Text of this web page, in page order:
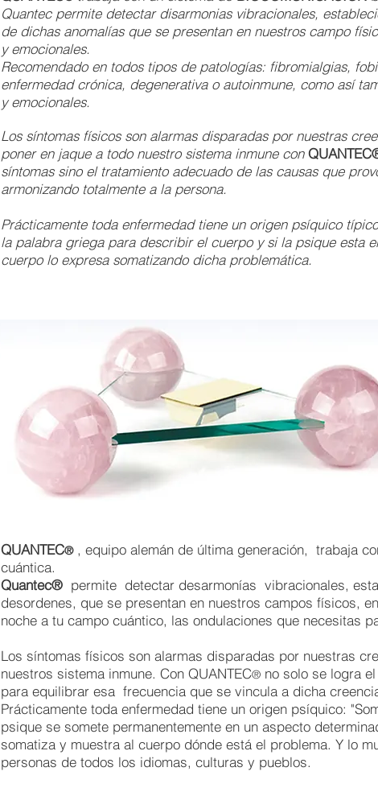
Quantec permite detectar disarmonias vibracionales,
de dichas anomalías que se presentan en nuestros campo
y emocionales.
Recomendado en todos tipos de patologías: fibromialgias,
enfermedad crónica, degenerativa o autoinmune, como así
y emocionales.
Los síntomas físicos son alarmas disparadas por nuestras
poner en jaque a todo nuestro sistema inmune con
síntomas sino el tratamiento adecuado de las causas que
armonizando totalmente a la persona.
Prácticamente toda enfermedad tiene un origen psíquico
la palabra griega para describir el cuerpo y si la psique esta
cuerpo lo expresa somatizando dicha problemática.
QUANTEC®, equipo alemán de última generación, trabaja
cuántica.
Quantec® permite detectar desarmonías vibracionales,
desordenes, que se presentan en nuestros campos físicos,
noche a tu campo cuántico, las ondulaciones que necesitas
Los síntomas físicos son alarmas disparadas por nuestras
nuestros sistema inmune. Con QUANTEC® no solo se logra
para equilibrar esa frecuencia que se vincula a dicha
Prácticamente toda enfermedad tiene un origen psíquico:
psique se somete permanentemente en un aspecto
somatiza y muestra al cuerpo dónde está el problema. Y lo
personas de todos los idiomas, culturas y pueblos.